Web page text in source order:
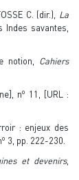
C. (dir.), La
Indes savantes,
notion, Cahiers
no 11, [URL :
: enjeux des
o 3, pp. 222-230.
et devenirs,